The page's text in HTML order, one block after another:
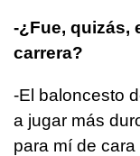
-¿Fue, quizás,
carrera?
-El baloncesto
a jugar más
para mí de